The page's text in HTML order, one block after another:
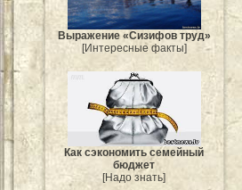
Выражение «Сизифов труд»
[Интересные факты]
Как сэкономить семейный
бюджет
[Надо знать]